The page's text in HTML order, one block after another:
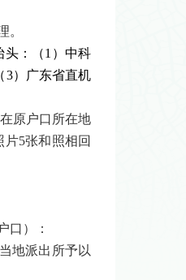
。
头：（1 ）中科
3）广东省直机
原户口所在地
片5张和照相回
口）：
地派出所予以